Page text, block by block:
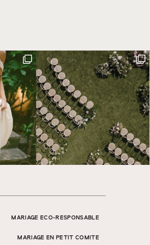
MARIAGE ECO-RESPONSABLE
MARIAGE EN PETIT COMITE